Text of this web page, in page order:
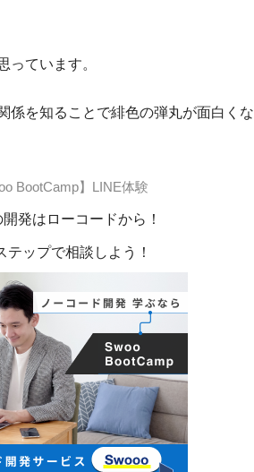
っています。
係を知ることで緋色の弾丸が面白くな
BootCamp】LINE体験
発はローコードから！
テップで相談しよう！